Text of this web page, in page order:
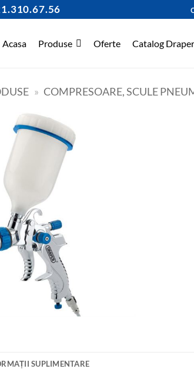
Acasa Produse Oferte Catalog Draper
» COMPRESOARE, SCULE
SUPLIMENTARE